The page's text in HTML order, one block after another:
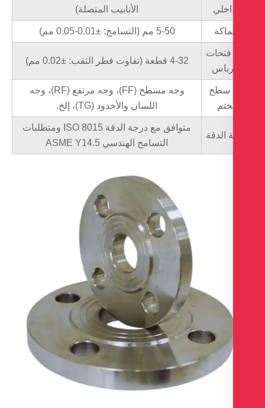
الأنابيب المتصلة)
وجه مسطح (FF)، وجه مرتفع (RF)، وجه
اللسان والأخدود (TG)، إلخ.
متوافق مع درجة الدقة ISO 8015 ومتطلبات
التسامح الهندسي ASME Y14.5